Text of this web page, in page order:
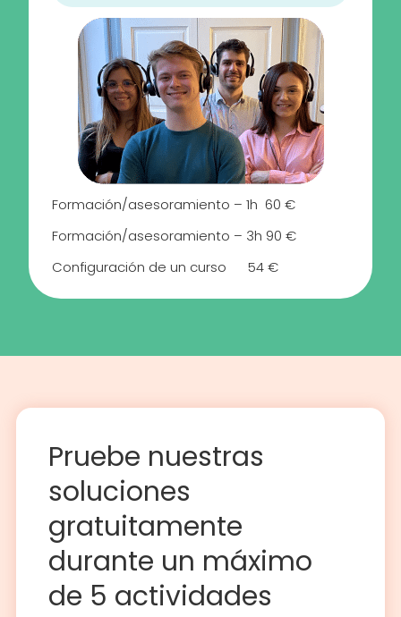
Formación/asesoramiento – 1h 60 €
Formación/asesoramiento – 3h 90 €
Configuración de un curso 54 €
Pruebe nuestras
soluciones
gratuitamente
durante un máximo
de 5 actividades